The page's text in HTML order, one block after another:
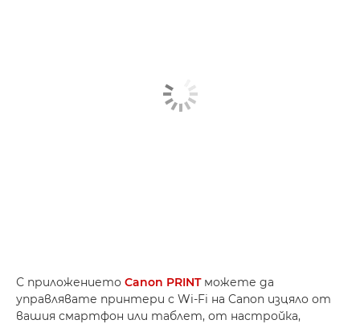
С приложението Canon PRINTможете да
управлявате принтери с Wi-Fi на Canon изцяло от
вашия смартфон или таблет, от настройка,